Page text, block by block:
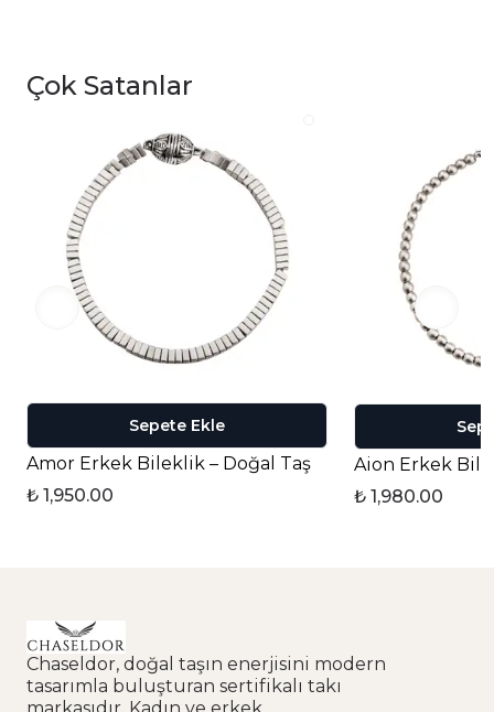
Çok Satanlar
Sepete Ekle
Amor Erkek Bileklik – Doğal Taş
₺ 1,950.00
Aion Erkek
₺ 1,980.00
Chaseldor, doğal taşın enerjisini modern
tasarımla buluşturan sertifikalı takı